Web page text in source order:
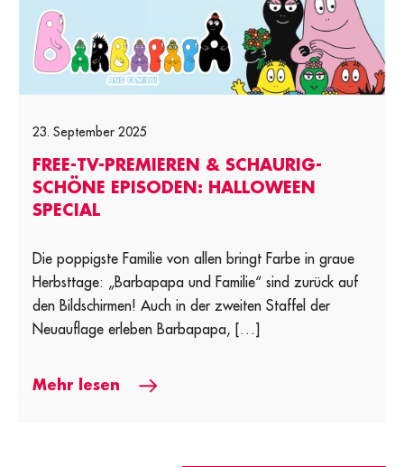
23. September 2025
FREE-TV-PREMIEREN & SCHAURIG-
SCHÖNE EPISODEN: HALLOWEEN
SPECIAL
Die poppigste Familie von allen bringt Farbe in graue
Herbsttage: „Barbapapa und Familie“ sind zurück auf
den Bildschirmen! Auch in der zweiten Staffel der
Neuauflage erleben Barbapapa, […]
Mehr lesen